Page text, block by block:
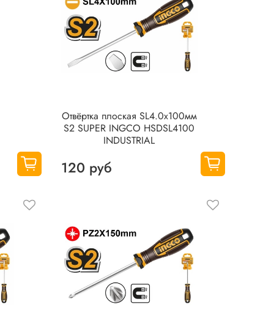
Oтвëртка плоская SL4.0x100мм
S2 SUPER INGCO HSDSL4100
INDUSTRIAL
120 руб